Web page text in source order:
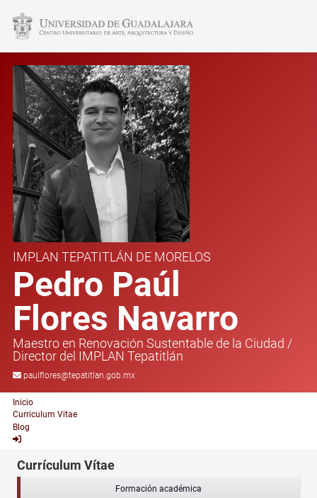
IMPLAN TEPATITLÁN DE MORELOS
Pedro Paúl
Flores Navarro
Maestro en Renovación Sustentable de la Ciudad /
Director del IMPLAN Tepatitlán
paulflores@tepatitlan.gob.mx
Inicio
Curriculum Vitae
Blog
Currículum Vítae
Formación académica